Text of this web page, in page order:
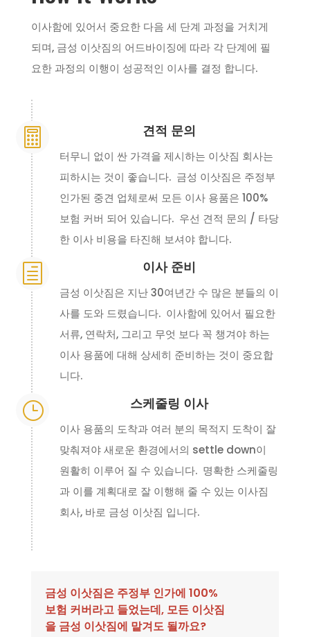
이사함에 있어서 중요한 다음 세 단계 과정을 거치게
되며, 금성 이삿짐의 어드바이징에 따라 각 단계에 필
요한 과정의 이행이 성공적인 이사를 결정 합니다.
 견적 문의
터무니 없이 싼 가격을 제시하는 이삿짐 회사는
피하시는 것이 좋습니다. 금성 이삿짐은 주정부
인가된 중견 업체로써 모든 이사 용품은 100%
보험 커버 되어 있습니다. 우선 견적 문의 / 타당
한 이사 비용을 타진해 보셔야 합니다.
h 이사 준비
금성 이삿짐은 지난 30여년간 수 많은 분들의 이
사를 도와 드렸습니다. 이사함에 있어서 필요한
서류, 연락처, 그리고 무엇 보다 꼭 챙겨야 하는
이사 용품에 대해 상세히 준비하는 것이 중요합
니다.
} 스케줄링 이사
이사 용품의 도착과 여러 분의 목적지 도착이 잘
맞춰져야 새로운 환경에서의 settle down이
원활히 이루어 질 수 있습니다. 명확한 스케줄링
과 이를 계획대로 잘 이행해 줄 수 있는 이사짐
회사, 바로 금성 이삿짐 입니다.
금성 이삿짐은 주정부 인가에 100%
보험 커버라고 들었는데, 모든 이삿짐
을 금성 이삿짐에 맡겨도 될까요?